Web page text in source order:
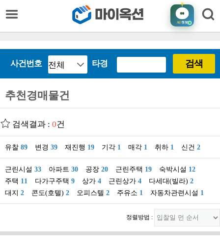
AI챗봇
사건번호 타경 검색
추천경매물건
검색결과 : 0건
유찰 89 변경 39 재진행 19 기각 1 매각 1 취하 1 신건 2
근린시설 33 아파트 30 공장 20 근린주택 19 숙박시설 12
주택 11 다가구주택 9 상가 4 근린상가 4 다세대(빌라) 2
대지 2 콘도(호텔) 2 오피스텔 2 주유소 1 자동차관련시설 1
정렬방법 :